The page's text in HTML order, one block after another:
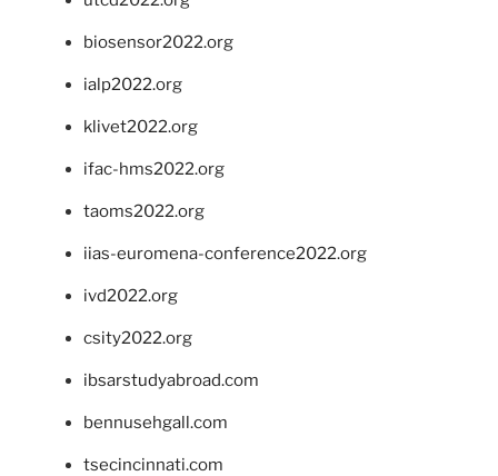
biosensor2022.org
ialp2022.org
klivet2022.org
ifac-hms2022.org
taoms2022.org
iias-euromena-conference2022.org
ivd2022.org
csity2022.org
ibsarstudyabroad.com
bennusehgall.com
tsecincinnati.com